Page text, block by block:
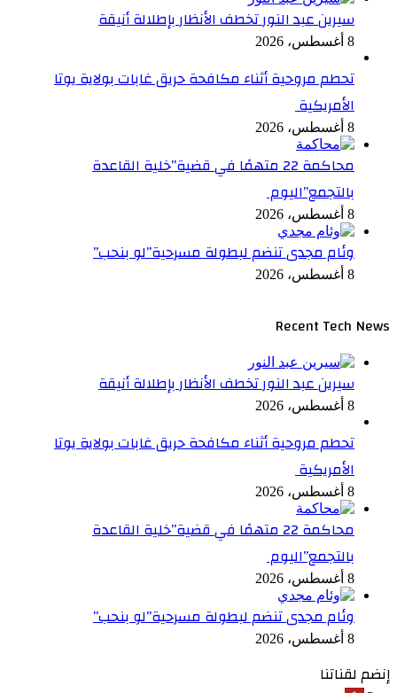
سيرين عبد النور تخطف الأنظار بإطلالة أنيقة
8 أغسطس، 2026
تحطم مروحية أثناء مكافحة حريق غابات بولاية يوتا
الأمريكية
8 أغسطس، 2026
محاكمة 22 متهمًا في قضية”خلية القاعدة
بالتجمع”اليوم
8 أغسطس، 2026
وئام مجدى تنضم لبطولة مسرحية”لو بنحب”
8 أغسطس، 2026
Recent Tech News
سيرين عبد النور تخطف الأنظار بإطلالة أنيقة
8 أغسطس، 2026
تحطم مروحية أثناء مكافحة حريق غابات بولاية يوتا
الأمريكية
8 أغسطس، 2026
محاكمة 22 متهمًا في قضية”خلية القاعدة
بالتجمع”اليوم
8 أغسطس، 2026
وئام مجدى تنضم لبطولة مسرحية”لو بنحب”
8 أغسطس، 2026
إنضم لقناتنا